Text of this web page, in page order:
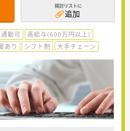
検討リストに
追加
勤可
高給与(600万円以上)
あり シフト制 大手チェーン